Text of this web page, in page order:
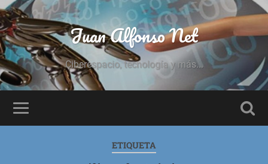
Juan Alfonso Net
Ciberespacio, tecnología y más...
ETIQUETA